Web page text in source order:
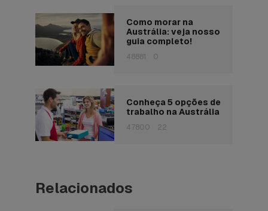
Como morar na
Austrália: veja nosso
guia completo!
48881 0
Conheça 5 opções de
trabalho na Austrália
47800 22
Relacionados